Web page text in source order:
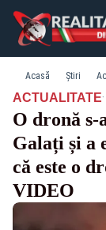
Acasă Știri
ACTUALITATE·
O dronă s-
Galați și a
că este o
VIDEO